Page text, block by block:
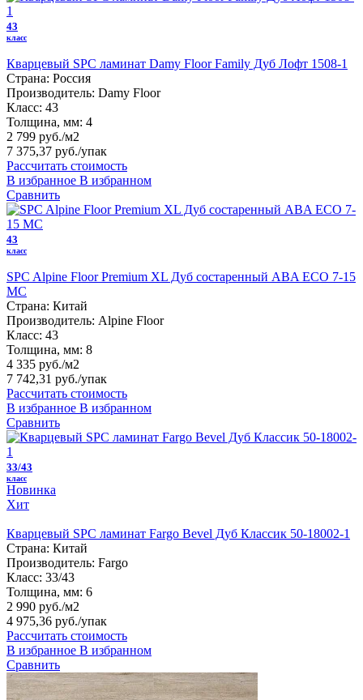
43
класс
Кварцевый SPC ламинат Damy Floor Family Дуб Лофт 1508-1
Страна: Россия
Производитель: Damy Floor
Класс: 43
Толщина, мм: 4
2 799 руб./м2
7 375,37 руб./упак
Рассчитать стоимость
В избранное В избранном
Сравнить
43
класс
SPC Alpine Floor Premium XL Дуб состаренный ABA ECO 7-15
MC
Страна: Китай
Производитель: Alpine Floor
Класс: 43
Толщина, мм: 8
4 335 руб./м2
7 742,31 руб./упак
Рассчитать стоимость
В избранное В избранном
Сравнить
33/43
класс
Новинка
Хит
Кварцевый SPC ламинат Fargo Bevel Дуб Классик 50-18002-1
Страна: Китай
Производитель: Fargo
Класс: 33/43
Толщина, мм: 6
2 990 руб./м2
4 975,36 руб./упак
Рассчитать стоимость
В избранное В избранном
Сравнить